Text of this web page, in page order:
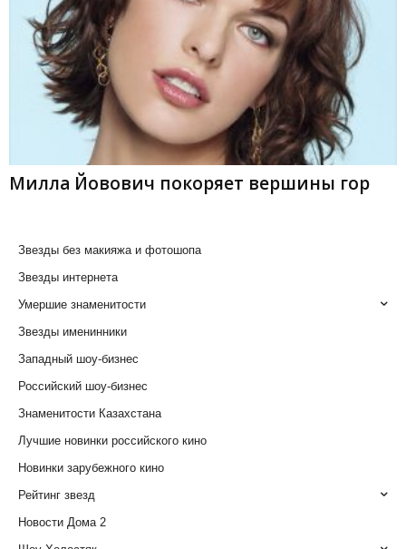
Милла Йовович покоряет вершины гор
Звезды без макияжа и фотошопа
Звезды интернета
Умершие знаменитости
Звезды именинники
Западный шоу-бизнес
Российский шоу-бизнес
Знаменитости Казахстана
Лучшие новинки российского кино
Новинки зарубежного кино
Рейтинг звезд
Новости Дома 2